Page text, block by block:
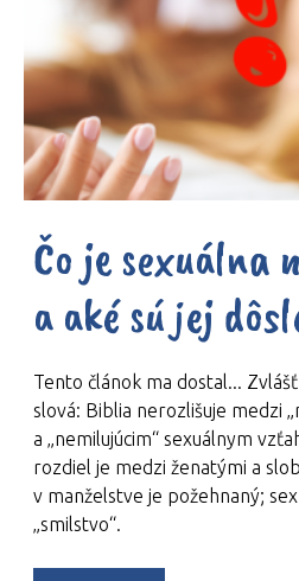
Čo je sexuálna
a aké sú jej
Tento článok ma dostal...
slová: Biblia nerozlišuje medzi
a „nemilujúcim“ sexuálnym
rozdiel je medzi ženatými a
v manželstve je požehnaný;
„smilstvo“.